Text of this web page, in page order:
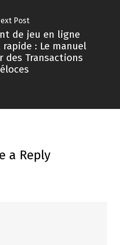
Post
de jeu en ligne
rapide : Le manuel
des Transactions
a Reply